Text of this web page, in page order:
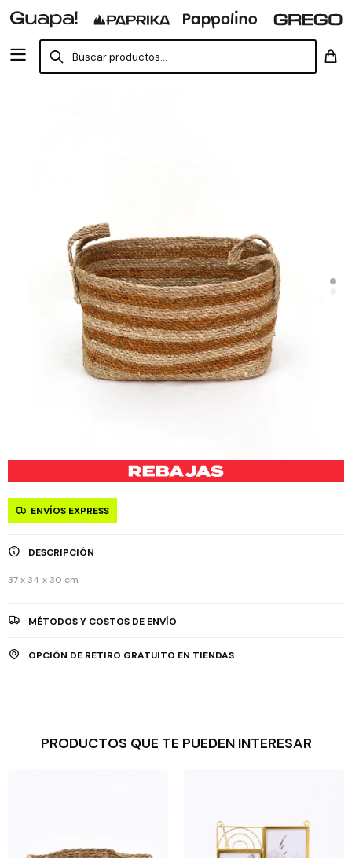
ENVÍOS EXPRESS
DESCRIPCIÓN
37 x 34 x 30 cm
MÉTODOS Y COSTOS DE ENVÍO
OPCIÓN DE RETIRO GRATUITO EN TIENDAS
PRODUCTOS QUE TE PUEDEN INTERESAR